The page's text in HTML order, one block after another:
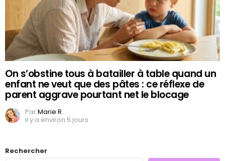
On s’obstine tous à batailler à table quand un
enfant ne veut que des pâtes : ce réflexe de
parent aggrave pourtant net le blocage
ParMarie R.
il y a environ 5 jours
Rechercher